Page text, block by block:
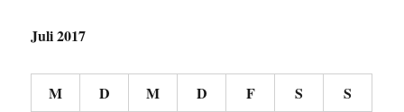
Juli 2017
M D M D F S S